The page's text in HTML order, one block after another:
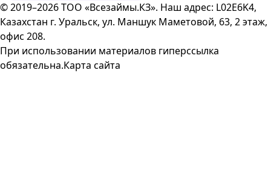
© 2019–2026 ТОО «Всезаймы.КЗ». Наш адрес: L02E6K4,
Казахстан г. Уральск, ул. Маншук Маметовой, 63, 2 этаж,
офис 208.
При использовании материалов гиперссылка
обязательна.Карта сайта